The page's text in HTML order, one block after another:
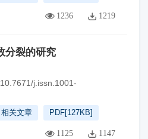
1236 1219
分裂的研究
10.7671/j.issn.1001-
相关文章 PDF[127KB]
1125 1147